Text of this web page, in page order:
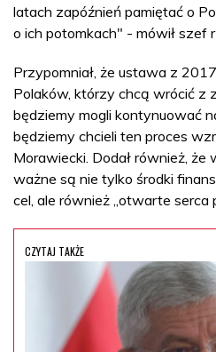
latach zapóźnień pamiętać o
o ich potomkach" - mówił szef
Przypomniał, że ustawa z
Polaków, którzy chcą wrócić z
będziemy mogli kontynuować
będziemy chcieli ten proces
Morawiecki. Dodał również, że
ważne są nie tylko środki
cel, ale również „otwarte serca
CZYTAJ TAKŻE